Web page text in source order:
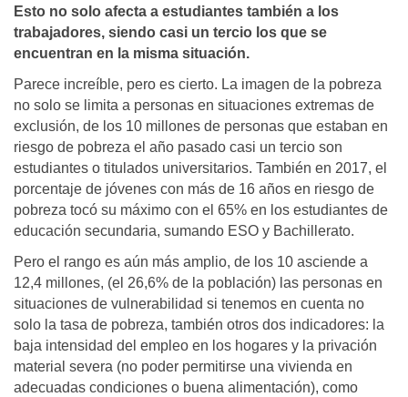
Esto no solo afecta a estudiantes también a los
trabajadores, siendo casi un tercio los que se
encuentran en la misma situación.
Parece increíble, pero es cierto. La imagen de la pobreza
no solo se limita a personas en situaciones extremas de
exclusión, de los 10 millones de personas que estaban en
riesgo de pobreza el año pasado casi un tercio son
estudiantes o titulados universitarios. También en 2017, el
porcentaje de jóvenes con más de 16 años en riesgo de
pobreza tocó su máximo con el 65% en los estudiantes de
educación secundaria, sumando ESO y Bachillerato.
Pero el rango es aún más amplio, de los 10 asciende a
12,4 millones, (el 26,6% de la población) las personas en
situaciones de vulnerabilidad si tenemos en cuenta no
solo la tasa de pobreza, también otros dos indicadores: la
baja intensidad del empleo en los hogares y la privación
material severa (no poder permitirse una vivienda en
adecuadas condiciones o buena alimentación), como